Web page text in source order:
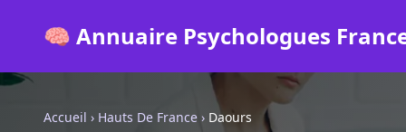
🧠 Annuaire Psychologues
Accueil › Hauts De France › Daours